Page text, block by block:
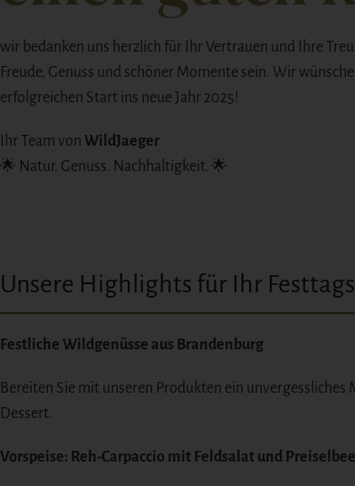
wir bedanken uns herzlich für Ihr Vertrauen und Ihre
Freude, Genuss und schöner Momente sein. Wir
erfolgreichen Start ins neue Jahr 2025!
Ihr Team von WildJaeger
🌟 Natur. Genuss. Nachhaltigkeit. 🌟
Unsere Highlights für Ihr
Festliche Wildgenüsse aus Brandenburg
Bereiten Sie mit unseren Produkten ein unvergessliches
Dessert.
Vorspeise: Reh-Carpaccio mit Feldsalat und